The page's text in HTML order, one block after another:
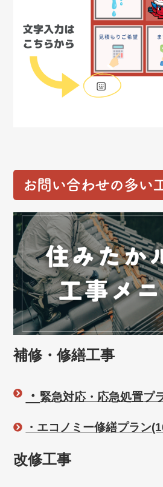
お問い合わせの多い
補修・修繕工事
・ 緊急対応・応急処置プ
・エコノミー修繕プラン
改修工事